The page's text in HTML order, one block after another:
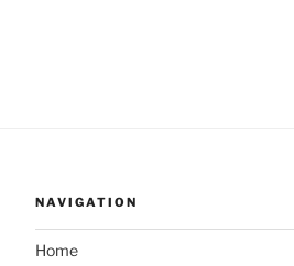
NAVIGATION
Home